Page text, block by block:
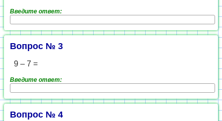
Введите ответ:
Вопрос № 3
9 – 7 =
Введите ответ:
Вопрос № 4